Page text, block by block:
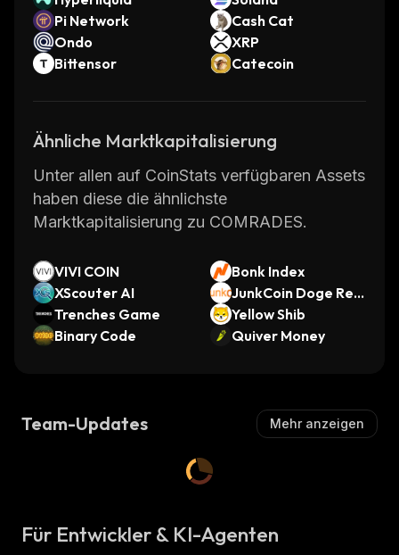
Pi Network
Cash Cat
Ondo
XRP
Bittensor
Catecoin
Ähnliche Marktkapitalisierung
Unter allen auf CoinStats verfügbaren Assets
haben diese die ähnlichste
Marktkapitalisierung zu COMRADES.
VIVI COIN
Bonk Index
XScouter AI
JunkCoin Doge Real
Name
Trenches Game
Yellow Shib
Binary Code
Quiver Money
Team-Updates Mehr anzeigen
Für Entwickler & KI-Agenten